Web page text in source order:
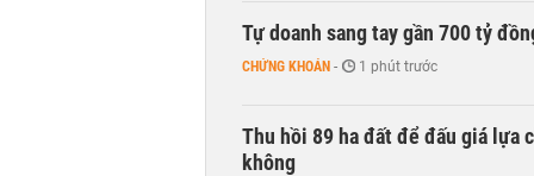
Tự doanh sang tay gần 700 tỷ
CHỨNG KHOÁN - 1 phút trước
Thu hồi 89 ha đất để đấu giá lựa
không